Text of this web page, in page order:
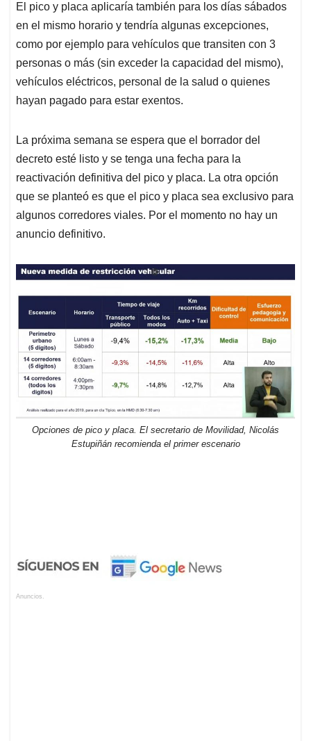
El pico y placa aplicaría también para los días sábados
en el mismo horario y tendría algunas excepciones,
como por ejemplo para vehículos que transiten con 3
personas o más (sin exceder la capacidad del mismo),
vehículos eléctricos, personal de la salud o quienes
hayan pagado para estar exentos.
La próxima semana se espera que el borrador del
decreto esté listo y se tenga una fecha para la
reactivación definitiva del pico y placa. La otra opción
que se planteó es que el pico y placa sea exclusivo para
algunos corredores viales. Por el momento no hay un
anuncio definitivo.
Opciones de pico y placa. El secretario de Movilidad, Nicolás
Estupiñán recomienda el primer escenario
Anuncios.